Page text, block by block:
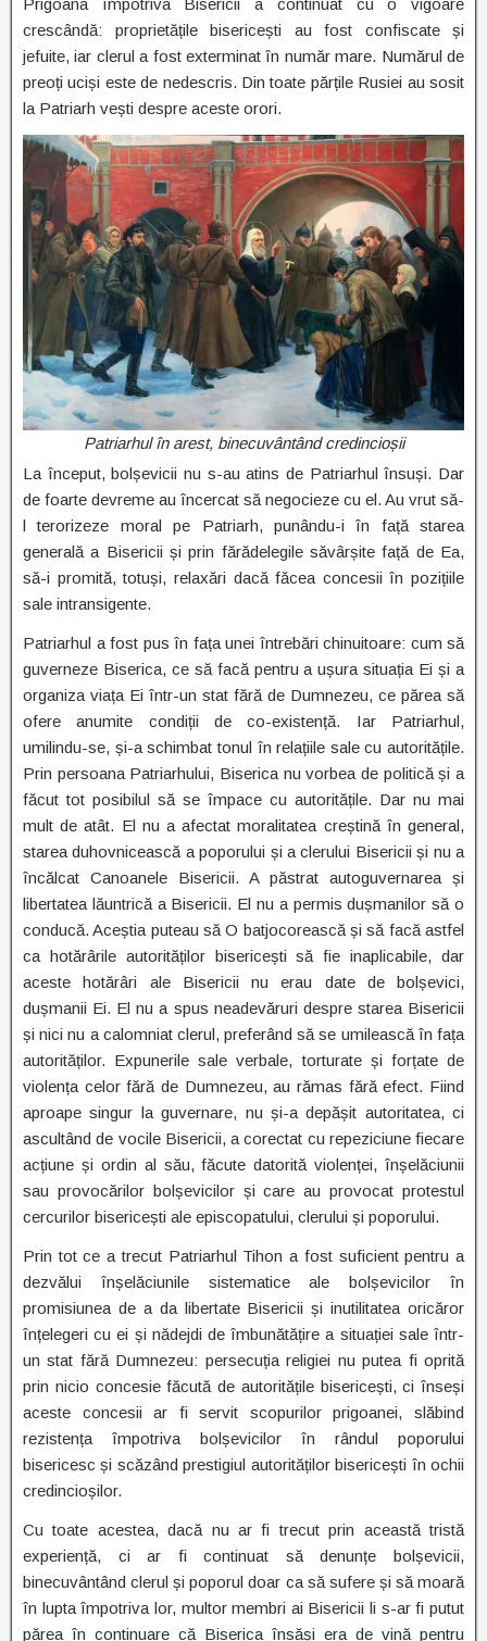
Prigoana împotriva Bisericii a continuat cu o vigoare
crescândă: proprietățile bisericești au fost confiscate și
jefuite, iar clerul a fost exterminat în număr mare. Numărul de
preoți uciși este de nedescris. Din toate părțile Rusiei au sosit
la Patriarh vești despre aceste orori.
Patriarhul în arest, binecuvântând credincioșii
La început, bolșevicii nu s-au atins de Patriarhul însuși. Dar
de foarte devreme au încercat să negocieze cu el. Au vrut să-
l terorizeze moral pe Patriarh, punându-i în față starea
generală a Bisericii și prin fărădelegile săvârșite față de Ea,
să-i promită, totuși, relaxări dacă făcea concesii în pozițiile
sale intransigente.
Patriarhul a fost pus în fața unei întrebări chinuitoare: cum să
guverneze Biserica, ce să facă pentru a ușura situația Ei și a
organiza viața Ei într-un stat fără de Dumnezeu, ce părea să
ofere anumite condiții de co-existență. Iar Patriarhul,
umilindu-se, și-a schimbat tonul în relațiile sale cu autoritățile.
Prin persoana Patriarhului, Biserica nu vorbea de politică și a
făcut tot posibilul să se împace cu autoritățile. Dar nu mai
mult de atât. El nu a afectat moralitatea creștină în general,
starea duhovnicească a poporului și a clerului Bisericii și nu a
încălcat Canoanele Bisericii. A păstrat autoguvernarea și
libertatea lăuntrică a Bisericii. El nu a permis dușmanilor să o
conducă. Aceștia puteau să O batjocorească și să facă astfel
ca hotărârile autorităților bisericești să fie inaplicabile, dar
aceste hotărâri ale Bisericii nu erau date de bolșevici,
dușmanii Ei. El nu a spus neadevăruri despre starea Bisericii
și nici nu a calomniat clerul, preferând să se umilească în fața
autorităților. Expunerile sale verbale, torturate și forțate de
violența celor fără de Dumnezeu, au rămas fără efect. Fiind
aproape singur la guvernare, nu și-a depășit autoritatea, ci
ascultând de vocile Bisericii, a corectat cu repeziciune fiecare
acțiune și ordin al său, făcute datorită violenței, înșelăciunii
sau provocărilor bolșevicilor și care au provocat protestul
cercurilor bisericești ale episcopatului, clerului și poporului.
Prin tot ce a trecut Patriarhul Tihon a fost suficient pentru a
dezvălui înșelăciunile sistematice ale bolșevicilor în
promisiunea de a da libertate Bisericii și inutilitatea oricăror
înțelegeri cu ei și nădejdi de îmbunătățire a situației sale într-
un stat fără Dumnezeu: persecuția religiei nu putea fi oprită
prin nicio concesie făcută de autoritățile bisericești, ci înseși
aceste concesii ar fi servit scopurilor prigoanei, slăbind
rezistența împotriva bolșevicilor în rândul poporului
bisericesc și scăzând prestigiul autorităților bisericești în ochii
credincioșilor.
Cu toate acestea, dacă nu ar fi trecut prin această tristă
experiență, ci ar fi continuat să denunțe bolșevicii,
binecuvântând clerul și poporul doar ca să sufere și să moară
în lupta împotriva lor, multor membri ai Bisericii li s-ar fi putut
părea în continuare că Biserica însăși era de vină pentru